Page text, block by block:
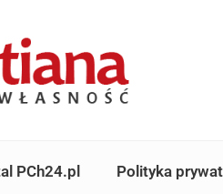
PCh24.pl Polityka